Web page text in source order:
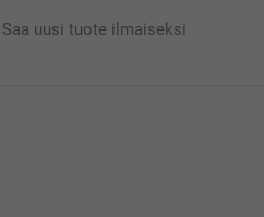
Saa uusi tuote ilmaiseksi
sisältävät arvonlisäveron ja eivät